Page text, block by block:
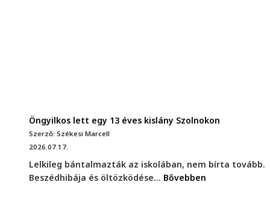
Öngyilkos lett egy 13 éves kislány Szolnokon
Szerző: Székesi Marcell
2026.07.17.
Lelkileg bántalmazták az iskolában, nem bírta tovább.
Beszédhibája és öltözködése... Bővebben